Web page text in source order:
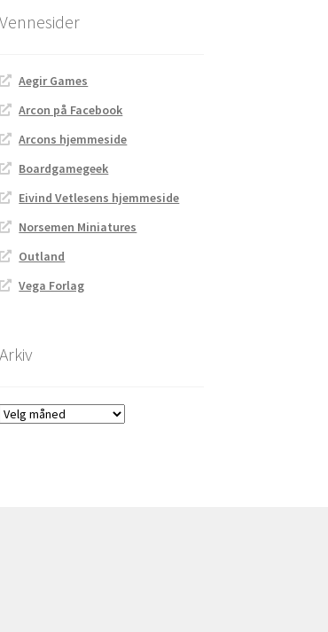
Vennesider
Aegir Games
Arcon på Facebook
Arcons hjemmeside
Boardgamegeek
Eivind Vetlesens hjemmeside
Norsemen Miniatures
Outland
Vega Forlag
Arkiv
Arkiv